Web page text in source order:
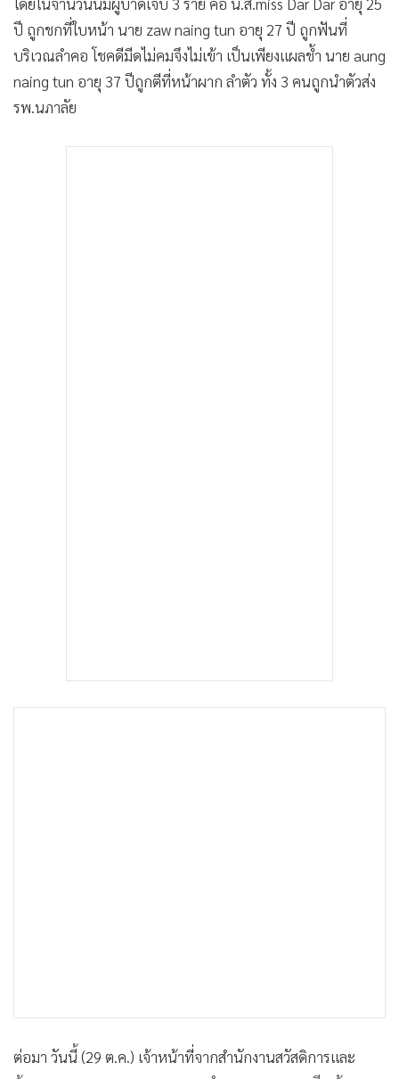
• อินโดจีน
• กองทุนรวม
• Celeb Online
• Factcheck
• ญี่ปุ่น
ปี ถูกชกที่ใบหน้า นาย zaw naing tun อายุ 27 ปี ถูกฟันที่
บริเวณลำคอ โชคดีมีดไม่คมจึงไม่เข้า เป็นเพียงแผลช้ำ นาย aung
naing tun อายุ 37 ปีถูกตีที่หน้าผาก ลำตัว ทั้ง 3 คนถูกนำตัวส่ง
รพ.นภาลัย
ต่อมา วันนี้ (29 ต.ค.) เจ้าหน้าที่จากสำนักงานสวัสดิการและ